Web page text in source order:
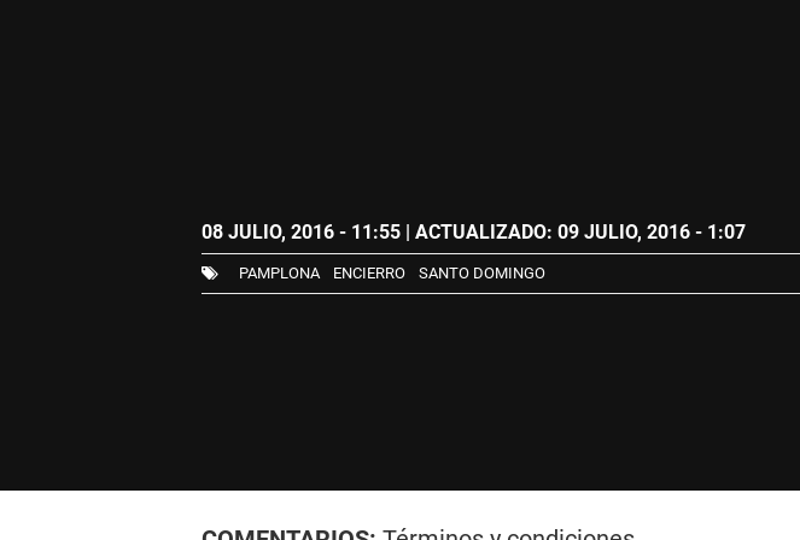
08 JULIO, 2016 - 11:55| ACTUALIZADO: 09 JULIO, 2016 - 1:07
PAMPLONA ENCIERRO SANTO DOMINGO